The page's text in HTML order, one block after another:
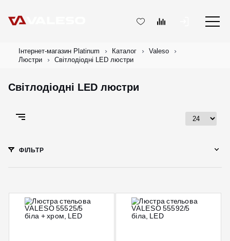
Інтернет-магазин Platinum Каталог
Valeso
Люстри
Світлодіодні LED люстри
Світлодіодні LED люстри
ФІЛЬТР